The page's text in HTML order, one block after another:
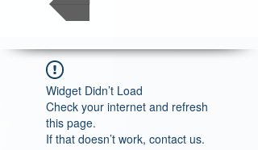
Widget Didn’t Load
Check your internet and refresh
this page.
If that doesn’t work, contact us.